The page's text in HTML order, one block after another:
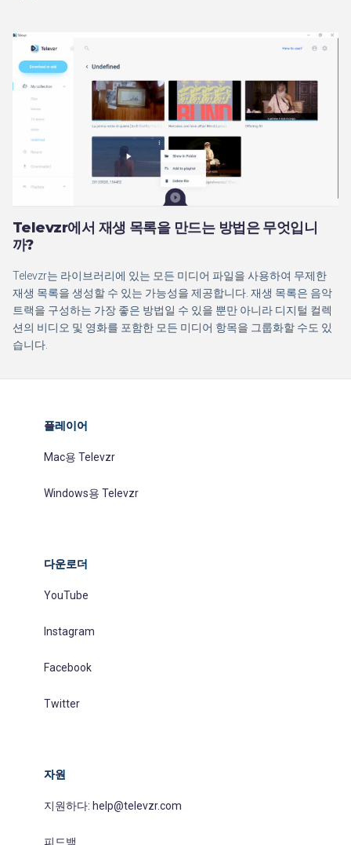
Televzr에서 재생 목록을 만드는 방법은 무엇입니
까?
Televzr는 라이브러리에 있는 모든 미디어 파일을 사용하여 무제한
재생 목록을 생성할 수 있는 가능성을 제공합니다. 재생 목록은 음악
트랙을 구성하는 가장 좋은 방법일 수 있을 뿐만 아니라 디지털 컬렉
션의 비디오 및 영화를 포함한 모든 미디어 항목을 그룹화할 수도 있
습니다.
플레이어
Mac용 Televzr
Windows용 Televzr
다운로더
YouTube
Instagram
Facebook
Twitter
자원
지원하다: help@televzr.com
피드백